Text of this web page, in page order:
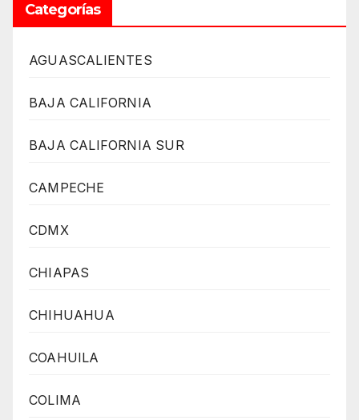
Categorías
AGUASCALIENTES
BAJA CALIFORNIA
BAJA CALIFORNIA SUR
CAMPECHE
CDMX
CHIAPAS
CHIHUAHUA
COAHUILA
COLIMA